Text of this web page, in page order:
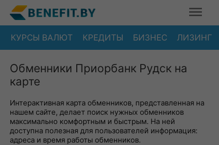
КУРСЫ ВАЛЮТ КРЕДИТЫ БИЗНЕС ЛИЗИНГ
Обменники Приорбанк Рудск на
карте
Интерактивная карта обменников, представленная на
нашем сайте, делает поиск нужных обменников
максимально комфортным и быстрым. На ней
доступна полезная для пользователей информация:
адреса и время работы обменников.